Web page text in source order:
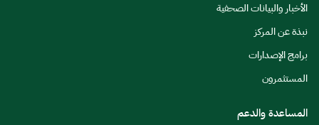
الأخبار والبيانات الصحفية
نبذة عن المركز
برامج الإصدارات
المستثمرون
المساعدة والدعم